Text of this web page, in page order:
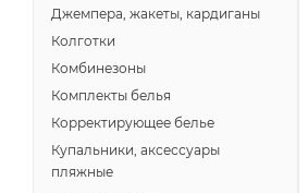
Джемпера, жакеты, кардиганы
Колготки
Комбинезоны
Комплекты белья
Корректирующее белье
Купальники, аксессуары
пляжные